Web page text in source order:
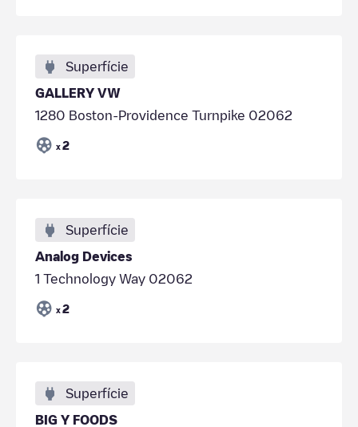
Superfície
GALLERY VW
1280 Boston-Providence Turnpike 02062
x 2
Superfície
Analog Devices
1 Technology Way 02062
x 2
Superfície
BIG Y FOODS